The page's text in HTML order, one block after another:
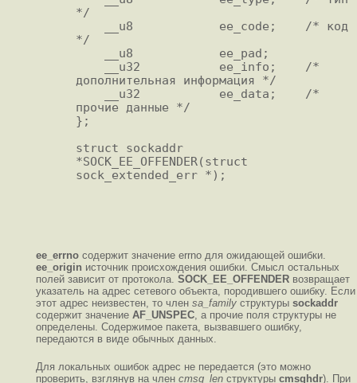
*/
*/
дополнительная информация */
прочие данные */
};
struct sockaddr
*SOCK_EE_OFFENDER(struct
sock_extended_err *);
ee_errno содержит значение errno для ожидающей ошибки.
ee_origin источник происхождения ошибки. Смысл остальных
полей зависит от протокола. SOCK_EE_OFFENDER возвращает
указатель на адрес сетевого объекта, породившего ошибку. Если
этот адрес неизвестен, то член sa_family структуры sockaddr
содержит значение AF_UNSPEC , а прочие поля структуры не
определены. Содержимое пакета, вызвавшего ошибку,
передаются в виде обычных данных.
Для локальных ошибок адрес не передается (это можно
проверить, взглянув на член cmsg_len структуры cmsghdr). При